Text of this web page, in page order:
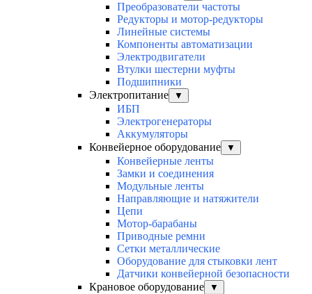
Преобразователи частоты
Редукторы и мотор-редукторы
Линейные системы
Компоненты автоматизации
Электродвигатели
Втулки шестерни муфты
Подшипники
Электропитание
▼
ИБП
Электрогенераторы
Аккумуляторы
Конвейерное оборудование
▼
Конвейерные ленты
Замки и соединения
Модульные ленты
Направляющие и натяжители
Цепи
Мотор-барабаны
Приводные ремни
Сетки металлические
Оборудование для стыковки лент
Датчики конвейерной безопасности
Крановое оборудование
▼